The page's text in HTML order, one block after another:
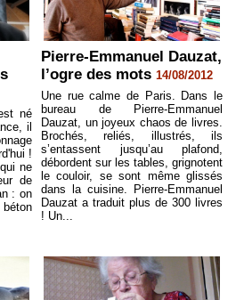
né
il
!
ne
de
: on
Pierre-Emmanuel Dauzat,
l’ogre des mots 14/08/2012
Une rue calme de Paris. Dans le
bureau de Pierre-Emmanuel
Dauzat, un joyeux chaos de livres.
Brochés, reliés, illustrés, ils
s’entassent jusqu’au plafond,
débordent sur les tables, grignotent
le couloir, se sont même glissés
dans la cuisine. Pierre-Emmanuel
Dauzat a traduit plus de 300 livres
! Un...